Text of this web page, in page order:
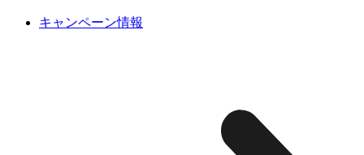
キャンペーン情報